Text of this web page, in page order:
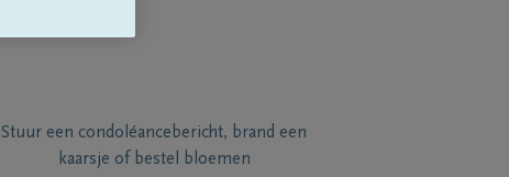
Stuur een condoléancebericht, brand een
kaarsje of bestel bloemen